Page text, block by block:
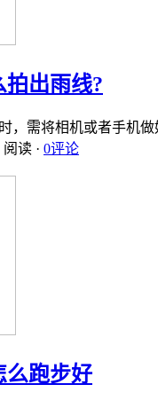
出雨线?
，需将相机或者手机
阅读 · 0评论
么跑步好